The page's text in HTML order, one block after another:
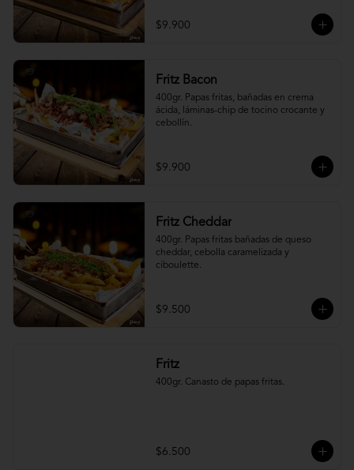
$9.900
Fritz Bacon
400gr. Papas fritas, bañadas en crema
ácida, láminas-chip de tocino crocante y
cebollín.
$9.900
Fritz Cheddar
400gr. Papas fritas bañadas de queso
cheddar, cebolla caramelizada y
ciboulette.
$9.500
Fritz
400gr. Canasto de papas fritas.
$6.500